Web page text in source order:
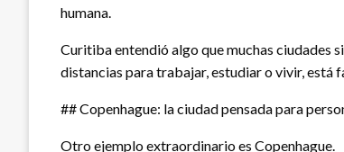
humana.
Curitiba entendió algo que muchas ciudades
distancias para trabajar, estudiar o vivir, está
## Copenhague: la ciudad pensada para
Otro ejemplo extraordinario es Copenhague.